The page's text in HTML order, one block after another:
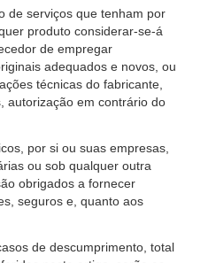
de serviços que tenham por
produto considerar-se-á
de empregar
adequados e novos, ou
técnicas do fabricante,
autorização em contrário do
por si ou suas empresas,
ou sob qualquer outra
obrigados a fornecer
seguros e, quanto aos
de descumprimento, total